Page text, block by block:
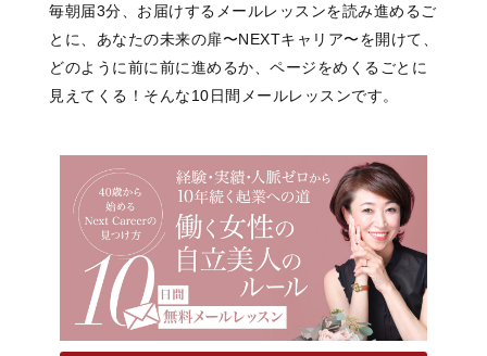
毎朝届3分、お届けするメールレッスンを読み進めるご
とに、あなたの未来の扉〜NEXTキャリア〜を開けて、
どのように前に前に進めるか、ページをめくるごとに
見えてくる！そんな10日間メールレッスンです。